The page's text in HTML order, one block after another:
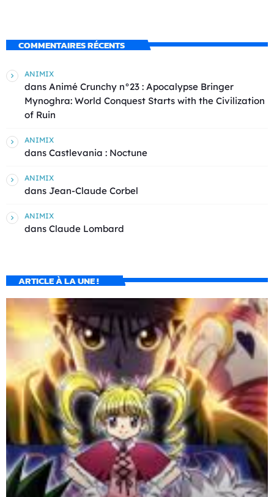
COMMENTAIRES RÉCENTS
ANIMIX
dans Animé Crunchy n°23 : Apocalypse Bringer
Mynoghra: World Conquest Starts with the Civilization
of Ruin
ANIMIX
dans Castlevania : Noctune
ANIMIX
dans Jean-Claude Corbel
ANIMIX
dans Claude Lombard
ARTICLE À LA UNE !